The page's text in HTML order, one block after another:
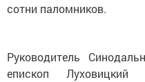
сотни паломников.
Руководитель
епископ